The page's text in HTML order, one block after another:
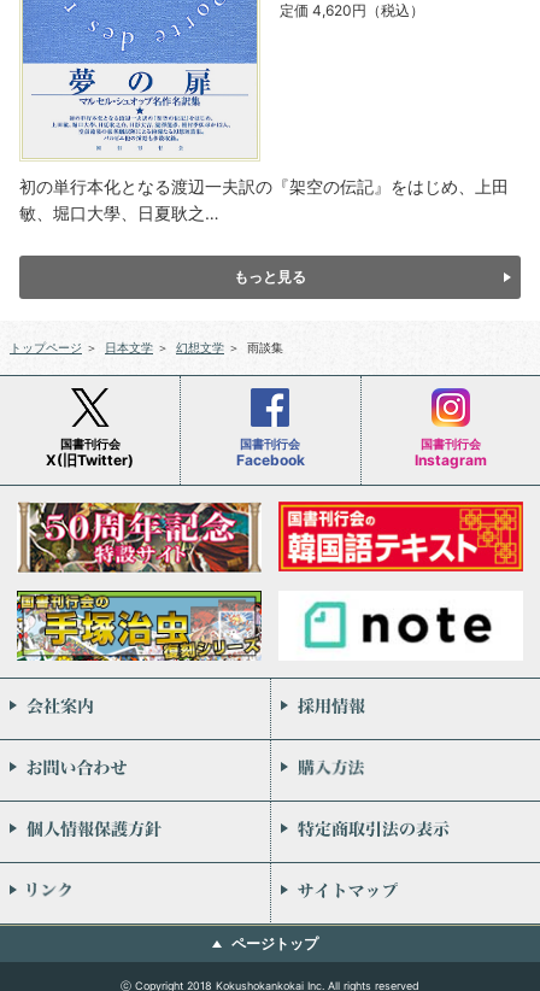
定価 4,620円（税込）
初の単行本化となる渡辺一夫訳の『架空の伝記』をはじめ、上田
敏、堀口大學、日夏耿之…
もっと見る
トップページ ＞ 日本文学 ＞ 幻想文学 ＞ 雨談集
国書刊行会
X(旧Twitter)
国書刊行会
Facebook
国書刊行会
Instagram
会社案内
お問い合わせ
個人情報保護方針
リンク
ページトップ
ⓒ Copyright 2018 Kokushokankokai Inc. All rights reserved